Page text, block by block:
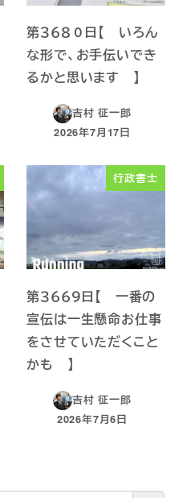
第３６８０日【 いろん
な形で、お手伝いでき
るかと思います 】
吉村 征一郎
投稿日
2026年7月17日
行政書士
第３６６９日【 一番の
宣伝は一生懸命お仕事
をさせていただくこと
かも 】
吉村 征一郎
投稿日
2026年7月6日